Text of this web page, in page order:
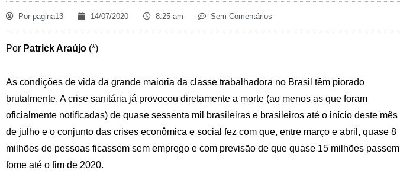
Por pagina13 14/07/2020 8:25 am Sem Comentários
Por Patrick Araújo (*)
As condições de vida da grande maioria da classe trabalhadora no Brasil têm piorado
brutalmente. A crise sanitária já provocou diretamente a morte (ao menos as que foram
oficialmente notificadas) de quase sessenta mil brasileiras e brasileiros até o início deste mês
de julho e o conjunto das crises econômica e social fez com que, entre março e abril, quase 8
milhões de pessoas ficassem sem emprego e com previsão de que quase 15 milhões passem
fome até o fim de 2020.